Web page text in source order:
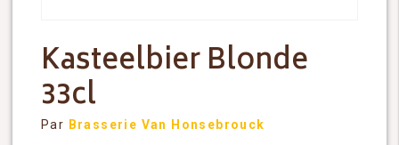
Kasteelbier Blonde
33cl
Par Brasserie Van Honsebrouck